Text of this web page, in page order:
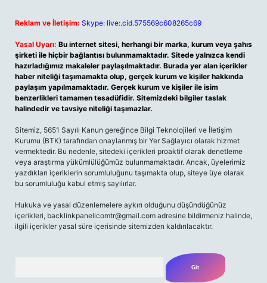
Reklam ve İletişim: Skype: live:.cid.575569c608265c69
Yasal Uyarı: Bu internet sitesi, herhangi bir marka, kurum veya şahıs
şirketi ile hiçbir bağlantısı bulunmamaktadır. Sitede yalnızca kendi
hazırladığımız makaleler paylaşılmaktadır. Burada yer alan içerikler
haber niteliği taşımamakta olup, gerçek kurum ve kişiler hakkında
paylaşım yapılmamaktadır. Gerçek kurum ve kişiler ile isim
benzerlikleri tamamen tesadüfidir. Sitemizdeki bilgiler taslak
halindedir ve tavsiye niteliği taşımazlar.
Sitemiz, 5651 Sayılı Kanun gereğince Bilgi Teknolojileri ve İletişim
Kurumu (BTK) tarafından onaylanmış bir Yer Sağlayıcı olarak hizmet
vermektedir. Bu nedenle, sitedeki içerikleri proaktif olarak denetleme
veya araştırma yükümlülüğümüz bulunmamaktadır. Ancak, üyelerimiz
yazdıkları içeriklerin sorumluluğunu taşımakta olup, siteye üye olarak
bu sorumluluğu kabul etmiş sayılırlar.
Hukuka ve yasal düzenlemelere aykırı olduğunu düşündüğünüz
içerikleri, backlinkpanelicomtr@gmail.com adresine bildirmeniz halinde,
ilgili içerikler yasal süre içerisinde sitemizden kaldırılacaktır.